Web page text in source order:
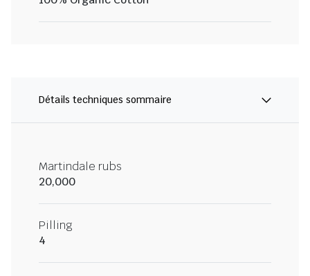
Détails techniques sommaire
Martindale rubs
20,000
Pilling
4